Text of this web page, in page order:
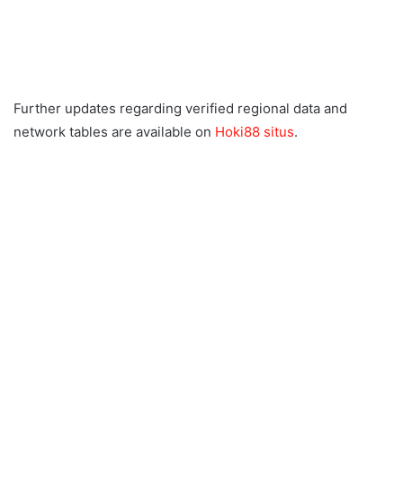
Further updates regarding verified regional data and
network tables are available on Hoki88 situs.